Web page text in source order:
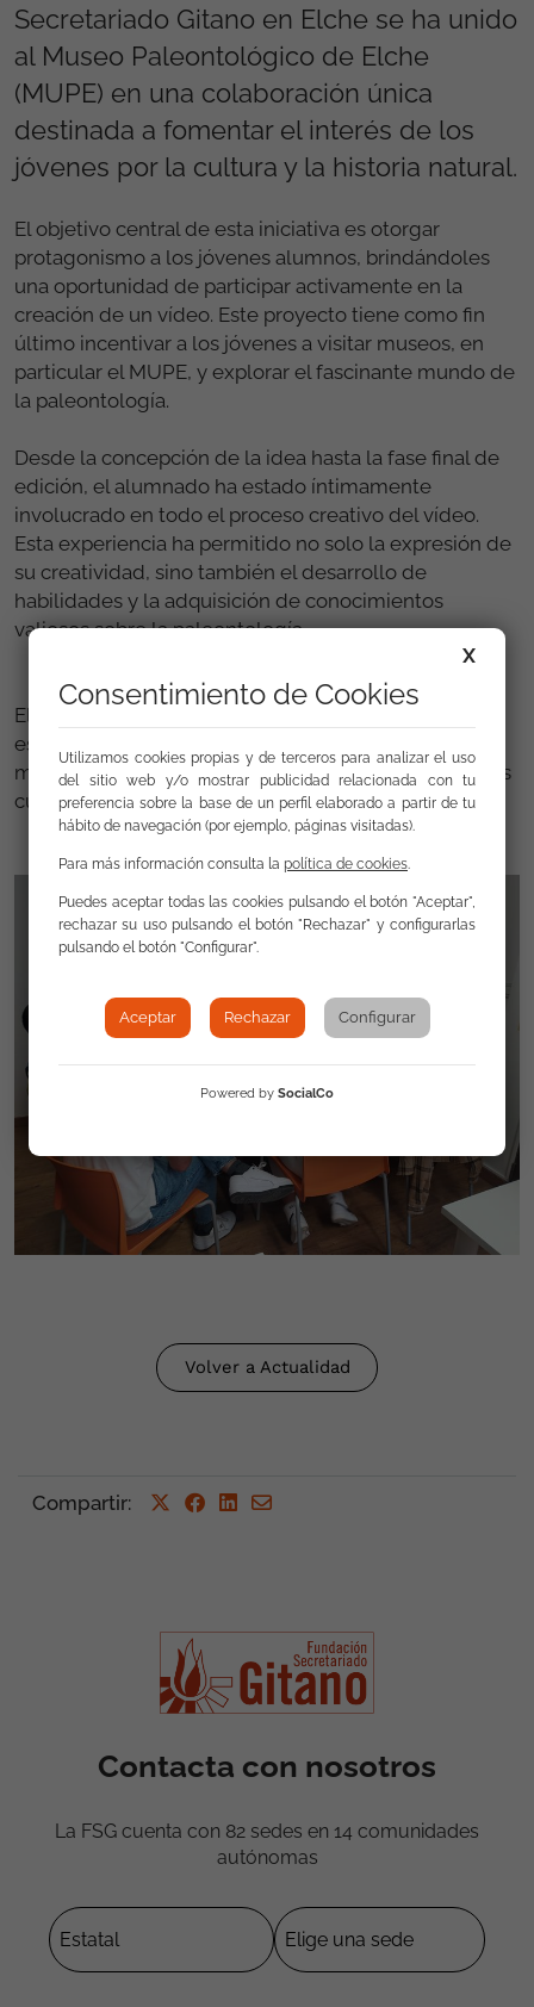
Secretariado Gitano en Elche se ha unido
al Museo Paleontológico de Elche
(MUPE) en una colaboración única
destinada a fomentar el interés de los
jóvenes por la cultura y la historia natural.
El objetivo central de esta iniciativa es otorgar
protagonismo a los jóvenes alumnos, brindándoles
una oportunidad de participar activamente en la
creación de un vídeo. Este proyecto tiene como fin
último incentivar a los jóvenes a visitar museos, en
particular el MUPE, y explorar el fascinante mundo de
la paleontología.
Desde la concepción de la idea hasta la fase final de
edición, el alumnado ha estado íntimamente
involucrado en todo el proceso creativo del vídeo.
Esta experiencia ha permitido no solo la expresión de
su creatividad, sino también el desarrollo de
habilidades y la adquisición de conocimientos
valiosos sobre la paleontología.
El MUPE agradece la participación entusiasta de los
estudiantes y espera que esta colaboración inspire a
más jóvenes a involucrarse activamente en iniciativas
culturales y educativas.
Volver a Actualidad
Compartir:
Contacta con nosotros
La FSG cuenta con 82 sedes en 14 comunidades
autónomas
X
Consentimiento de Cookies
Utilizamos cookies propias y de terceros para analizar el uso
del sitio web y/o mostrar publicidad relacionada con tu
preferencia sobre la base de un perfil elaborado a partir de tu
hábito de navegación (por ejemplo, páginas visitadas).
Para más información consulta la política de cookies
Puedes aceptar todas las cookies pulsando el botón "Aceptar",
rechazar su uso pulsando el botón "Rechazar" y configurarlas
pulsando el botón "Configurar".
Aceptar Rechazar Configurar
Powered by SocialCo